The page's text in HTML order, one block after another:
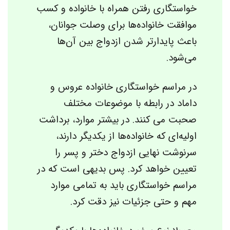
خواستگاری رفتن همراه با خانواده و کسب
موافقت خانواده‌ها برای وصلت جوانان،
باعث پایدارتر شدن ازدواج بین آن‌ها
‌می‌شود.
در مراسم خواستگاری خانواده عروس و
داماد در رابطه با موضوعات مختلف
صحبت می کنند. در بیشتر موارد، برداشت
اولیه‌ای که خانواده‌ها از یکدیگر دارند،
سرنوشت نهایی ازدواج دختر و پسر را
تعیین خواهد کرد. پس بدیهی است که در
مراسم خواستگاری باید به تما‌می‌ موارد
مهم و حتی جزئیات نیز دقت کرد.